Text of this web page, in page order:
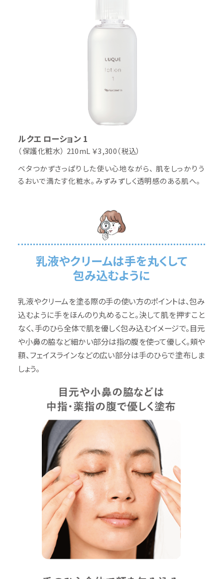
ルクエ ローション 1
（保護化粧水） 210mL ￥3,300（税込）
ベタつかずさっぱりした使い心地ながら、 肌をしっかりう
るおいで満たす化粧水。みずみずしく透明感のある肌へ。
乳液やクリームは手を丸くして
包み込むように
乳液やクリームを塗る際の手の使い方のポイントは、包み
込むように手をほんのり丸めること。決して肌を押すこと
なく、手のひら全体で肌を優しく包み込むイメージで。目元
や小鼻の脇など細かい部分は指の腹を使って優しく。頬や
額、フェイスラインなどの広い部分は手のひらで塗布しま
しょう。